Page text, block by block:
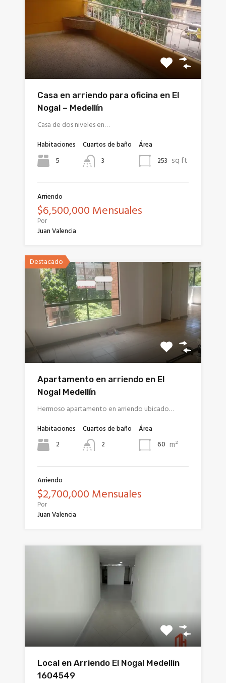
Casa en arriendo para oficina en El
Nogal – Medellín
Casa de dos niveles en…
Habitaciones
5
Cuartos de baño
3
Área
253 sq ft
Arriendo
$6,500,000 Mensuales
Por
Juan Valencia
Destacado
Apartamento en arriendo en El
Nogal Medellín
Hermoso apartamento en arriendo ubicado…
Habitaciones
2
Cuartos de baño
2
Área
60 m²
Arriendo
$2,700,000 Mensuales
Por
Juan Valencia
Local en Arriendo El Nogal Medellin
1604549